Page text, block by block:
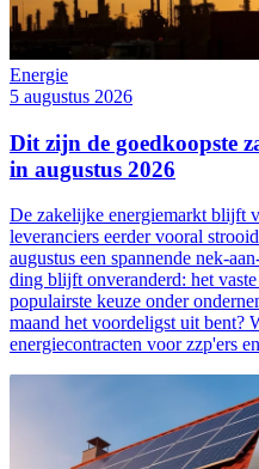
Energie
5 augustus 2026
Dit zijn de goedkoopste
in augustus 2026
De zakelijke energiemarkt blijft
leveranciers eerder vooral
augustus een spannende nek-
ding blijft onveranderd: het
populairste keuze onder
maand het voordeligst uit bent?
energiecontracten voor zzp'ers